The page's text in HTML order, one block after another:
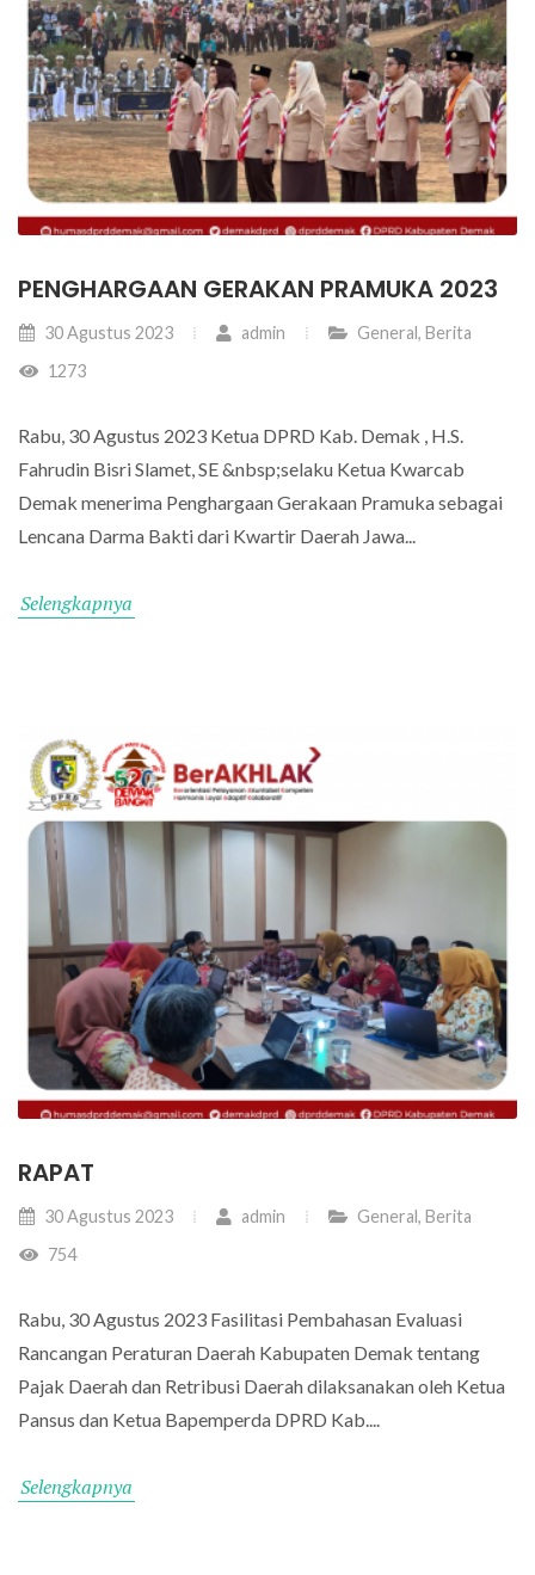
PENGHARGAAN GERAKAN PRAMUKA 2023
30 Agustus 2023 admin General, Berita
1273
Rabu, 30 Agustus 2023 Ketua DPRD Kab. Demak , H.S.
Fahrudin Bisri Slamet, SE &nbsp;selaku Ketua Kwarcab
Demak menerima Penghargaan Gerakaan Pramuka sebagai
Lencana Darma Bakti dari Kwartir Daerah Jawa...
Selengkapnya
RAPAT
30 Agustus 2023 admin General, Berita
754
Rabu, 30 Agustus 2023 Fasilitasi Pembahasan Evaluasi
Rancangan Peraturan Daerah Kabupaten Demak tentang
Pajak Daerah dan Retribusi Daerah dilaksanakan oleh Ketua
Pansus dan Ketua Bapemperda DPRD Kab....
Selengkapnya